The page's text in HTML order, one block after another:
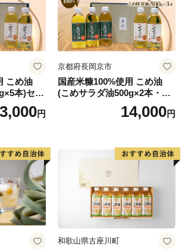
さと納税 ワンストップ特例申請書類
こめ油
本)セッ
円
京都府長岡京市
国産米糠100%使用 こめ油
(こめサラダ油500g×2本・こ
め胚芽油500g×3本)セット [1
14,000円
和歌山県古座川町